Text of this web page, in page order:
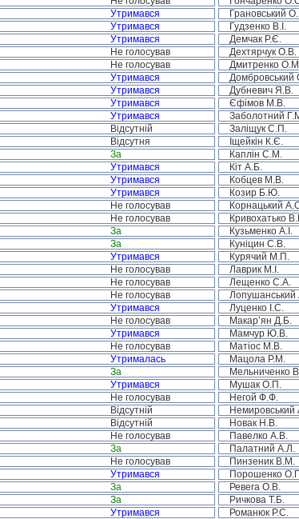
Утримався Грановський
Утримався Гудзенко В.І.
Утримався Демчак Р.Є.
Не голосував Дехтярчук О.В.
Не голосував Дмитренко
Утримався Домбровський
Утримався Дубневич Я.В.
Утримався Єфімов М.В.
Утримався Заболотний
Відсутній Заліщук С.П.
Відсутня Іщейкін К.Є.
За Каплін С.М.
Утримався Кіт А.Б.
Утримався Кобцев М.В.
Утримався Козир Б.Ю.
Не голосував Корнацький
Не голосував Кривохатько
За Кузьменко А.І.
За Куніцин С.В.
Утримався Курячий М.П.
Не голосував Лаврик М.І.
Не голосував Лещенко С.А.
Не голосував Лопушанський
Утримався Луценко І.С.
Не голосував Макар’ян Д.Б.
Утримався Мамчур Ю.В.
Не голосував Матіос М.В.
Утрималась Мацола Р.М.
За Мельниченко
Утримався Мушак О.П.
Не голосував Негой Ф.Ф.
Відсутній Немировський
Відсутній Новак Н.В.
Не голосував Павелко А.В.
За Палатний А.Л.
Не голосував Пинзеник В.М.
Утримався Порошенко
За Ревега О.В.
За Ричкова Т.Б.
Утримався Романюк Р.С.